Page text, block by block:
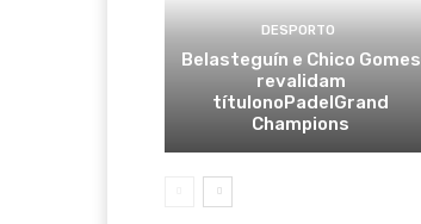
DESPORTO
Belasteguín e Chico Gomes
revalidam
títulonoPadelGrand
Champions